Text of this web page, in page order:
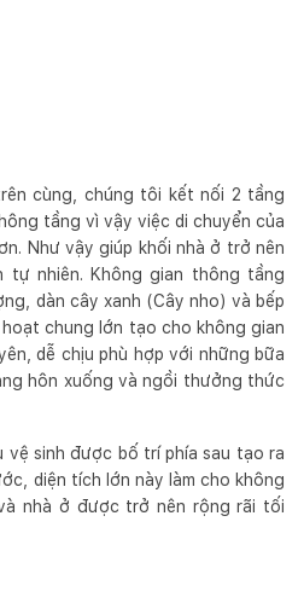
cùng, chúng tôi kết nối 2 tầng
tầng vì vậy việc di chuyển của
Như vậy giúp khối nhà ở trở nên
tự nhiên. Không gian thông tầng
dàn cây xanh (Cây nho) và bếp
chung lớn tạo cho không gian
dễ chịu phù hợp với những bữa
hôn xuống và ngồi thưởng thức
vệ sinh được bố trí phía sau tạo ra
diện tích lớn này làm cho không
nhà ở được trở nên rộng rãi tối